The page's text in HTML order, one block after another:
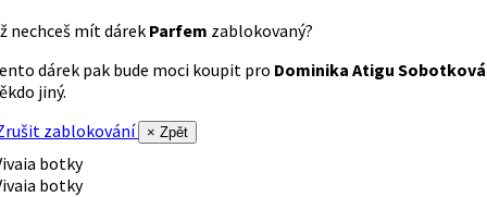
nechceš mít dárek Parfem zablokovaný?
dárek pak bude moci koupit pro Dominika Atigu Sobotková
jiný.
zablokování
× Zpět